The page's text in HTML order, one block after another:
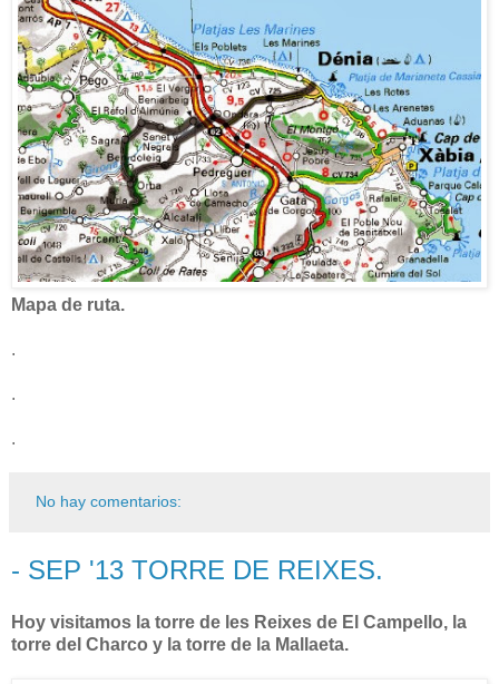
Mapa de ruta.
.
.
.
No hay comentarios:
- SEP '13 TORRE DE REIXES.
Hoy visitamos la torre de les Reixes de El Campello, la
torre del Charco y la torre de la Mallaeta.